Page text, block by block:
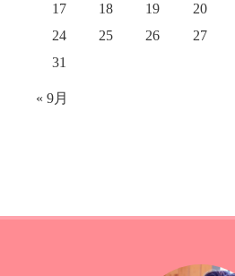
17
18 19 20
24
25 26 27
31
« 9月